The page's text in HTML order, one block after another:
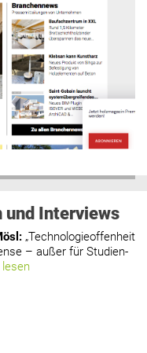
und Interviews
: „Technologieoffenheit
– außer für Studien-
lesen